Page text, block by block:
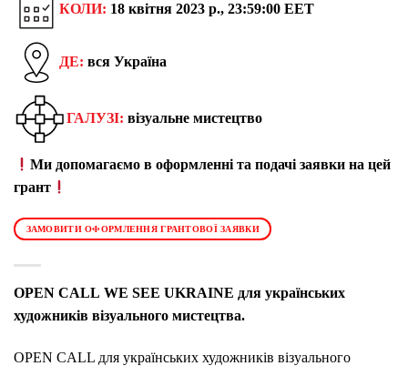
КОЛИ: 18 квітня 2023 р., 23:59:00 EET
ДЕ: вся Україна
ГАЛУЗІ: візуальне мистецтво
Ми допомагаємо в оформленні та подачі заявки на цей
грант
ЗАМОВИТИ ОФОРМЛЕННЯ ГРАНТОВОЇ ЗАЯВКИ
OPEN CALL WE SEE UKRAINE для українських
художників візуального мистецтва.
OPEN CALL для українських художників візуального